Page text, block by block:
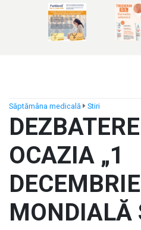
Săptămâna medicală Stiri
OCAZIA „1
MONDIALĂ